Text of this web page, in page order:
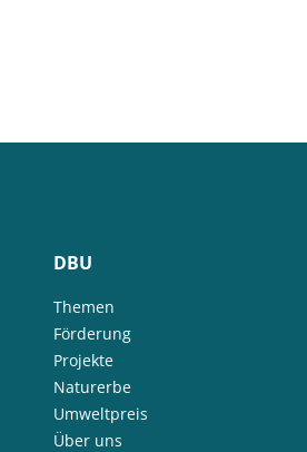
DBU
Themen
Förderung
Projekte
Naturerbe
Umweltpreis
Über uns